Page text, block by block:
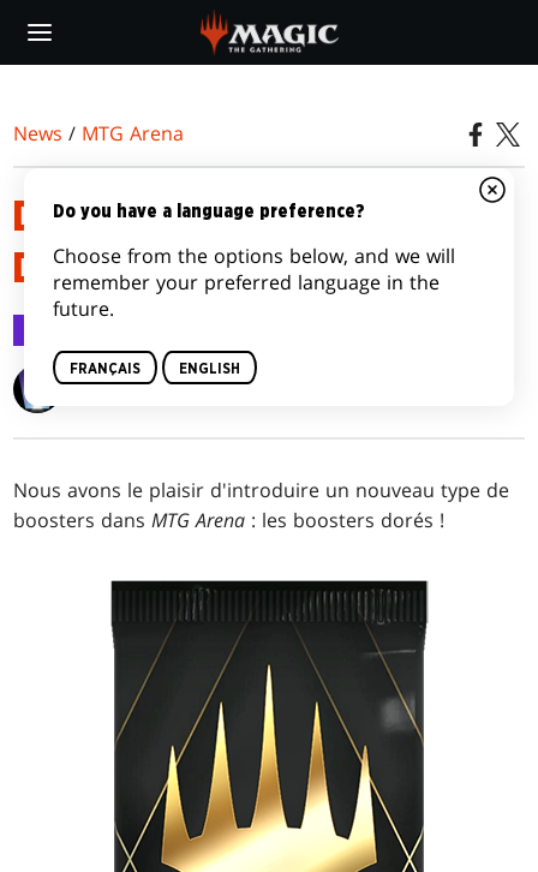
main
News / MTG Arena
DÉCOUVREZ LES BOOSTERS
DORÉS MTG ARENA
Wizards of the Coast
Nous avons le plaisir d'introduire un nouveau type de
boosters dansMTG Arena : les boosters dorés !
Do you have a language preference?
Choose from the options below, and we will
remember your preferred language in the
future.
FRANÇAIS ENGLISH